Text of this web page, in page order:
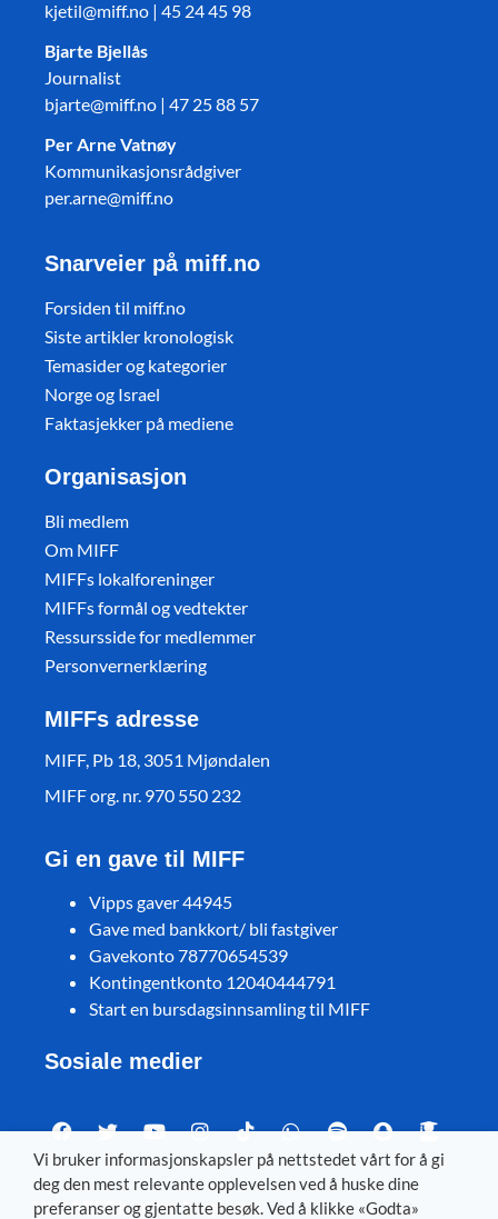
kjetil@miff.no | 45 24 45 98
Bjarte Bjellås
Journalist
bjarte@miff.no | 47 25 88 57
Per Arne Vatnøy
Kommunikasjonsrådgiver
per.arne@miff.no
Snarveier på miff.no
Forsiden til miff.no
Siste artikler kronologisk
Temasider og kategorier
Norge og Israel
Faktasjekker på mediene
Organisasjon
Bli medlem
Om MIFF
MIFFs lokalforeninger
MIFFs formål og vedtekter
Ressursside for medlemmer
Personvernerklæring
MIFFs adresse
MIFF, Pb 18, 3051 Mjøndalen
MIFF org. nr. 970 550 232
Gi en gave til MIFF
Vipps gaver 44945
Gave med bankkort/ bli fastgiver
Gavekonto 78770654539
Kontingentkonto 12040444791
Start en bursdagsinnsamling til MIFF
Sosiale medier
Visit MIFF in other languages
Vi bruker informasjonskapsler på nettstedet vårt for å gi
deg den mest relevante opplevelsen ved å huske dine
preferanser og gjentatte besøk. Ved å klikke «Godta»